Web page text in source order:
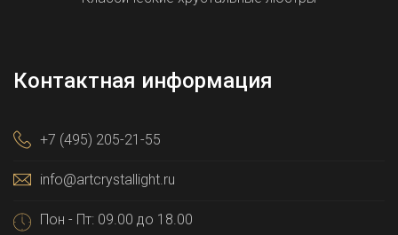
Контактная информация
+7 (495) 205-21-55
info@artcrystallight.ru
Пон - Пт: 09.00 до 18.00